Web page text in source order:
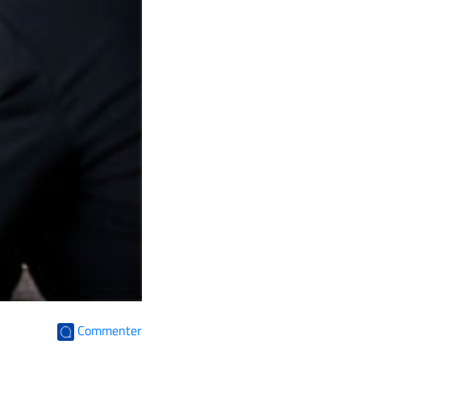
Commenter